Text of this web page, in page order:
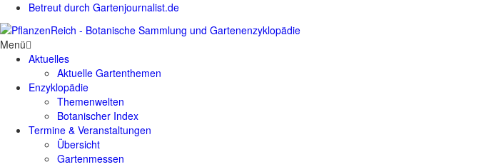
Betreut durch Gartenjournalist.de
Menü
Aktuelles
Aktuelle Gartenthemen
Enzyklopädie
Themenwelten
Botanischer Index
Termine & Veranstaltungen
Übersicht
Gartenmessen